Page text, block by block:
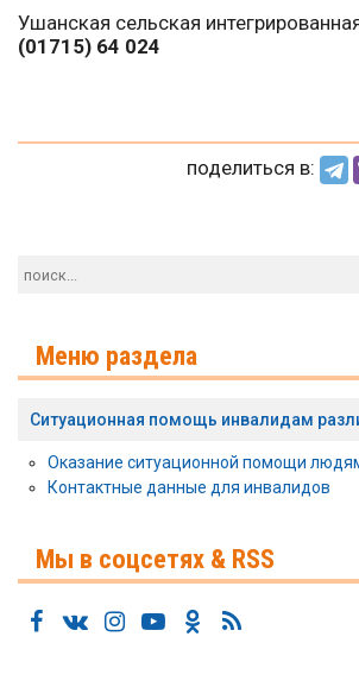
Ушанская сельская
(01715) 64 024
поделиться в:
Меню раздела
Ситуационная помощь инвалидам
Оказание ситуационной помощи
Контактные данные для инвалидов
Мы в соцсетях & RSS